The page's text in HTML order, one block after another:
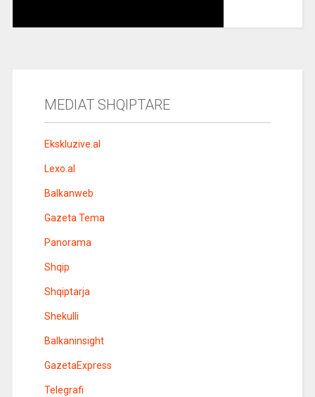
MEDIAT SHQIPTARE
Ekskluzive.al
Lexo.al
Balkanweb
Gazeta Tema
Panorama
Shqip
Shqiptarja
Shekulli
Balkaninsight
GazetaExpress
Telegrafi